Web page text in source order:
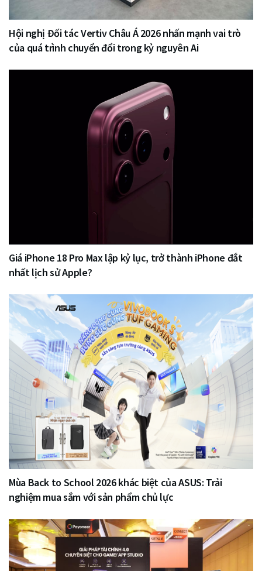
Hội nghị Đối tác Vertiv Châu Á 2026 nhấn mạnh vai trò
của quá trình chuyển đổi trong kỷ nguyên Ai
Giá iPhone 18 Pro Max lập kỷ lục, trở thành iPhone đắt
nhất lịch sử Apple?
Mùa Back to School 2026 khác biệt của ASUS: Trải
nghiệm mua sắm với sản phẩm chủ lực